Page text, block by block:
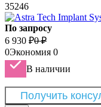
35246
По запросу
6 930 ₽0 ₽
0Экономия 0
В наличии
Получить